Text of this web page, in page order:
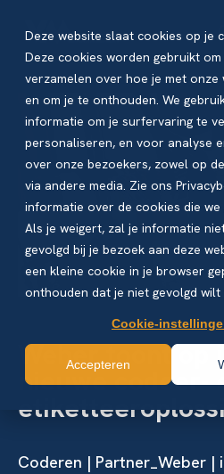
Deze website slaat cookies op je
Deze cookies worden gebruikt
verzamelen over hoe je met onze
en om je te onthouden. We
informatie om je surfervaring te
personaliseren, en voor analyse
over onze bezoekers, zowel op
via andere media. Zie ons
informatie over de cookies die we
Als je weigert, zal je informatie
gevolgd bij je bezoek aan deze
een kleine cookie in je browser
onthouden dat je niet gevolgd wilt
Cookie-
Accepteren
Weber toont op
nieuwe codeer-
Coderen | Partner_Weber |